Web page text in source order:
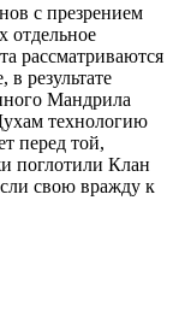
с презрением
отдельное
рассматриваются
результате
Мандрила
технологию
перед той,
поглотили Клан
свою вражду к